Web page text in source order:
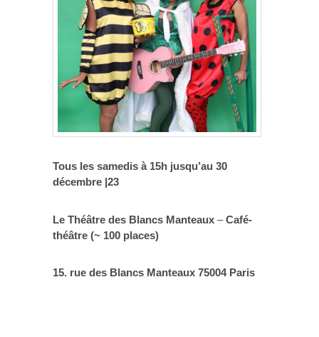
Tous les samedis à 15h jusqu’au 30
décembre |23
Le Théâtre des Blancs Manteaux –Café-
théâtre (~ 100 places)
15. rue des Blancs Manteaux 75004 Paris